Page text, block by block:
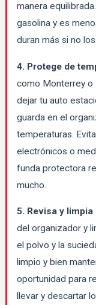
manera
gasolina y es
duran más si no
4. Protege de
como Monterrey o
dejar tu auto
guarda en el
temperaturas.
electrónicos o
funda protectora
mucho.
5. Revisa y
del organizador y
el polvo y la
limpio y bien
oportunidad para
llevar y descartar